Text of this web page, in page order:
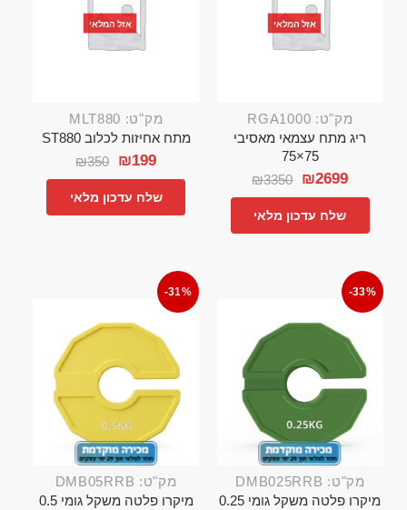
אזל המלאי
מק"ט: RGA1000
ריג מתח עצמאי מאסיבי
75×75
₪3350 ₪2699
שלח עדכון מלאי
אזל המלאי
מק"ט: MLT880
מתח אחיזות לכלוב ST880
₪350 ₪199
שלח עדכון מלאי
-33%
מק"ט: DMB025RRB
מיקרו פלטה משקל גומי 0.25
-31%
מק"ט: DMB05RRB
מיקרו פלטה משקל גומי 0.5